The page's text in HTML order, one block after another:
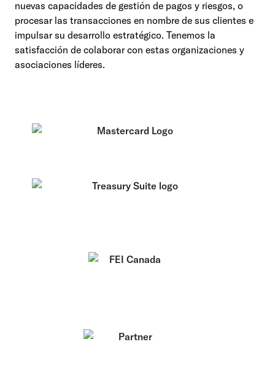
nuevas capacidades de gestión de pagos y riesgos, o
procesar las transacciones en nombre de sus clientes e
impulsar su desarrollo estratégico. Tenemos la
satisfacción de colaborar con estas organizaciones y
asociaciones líderes.